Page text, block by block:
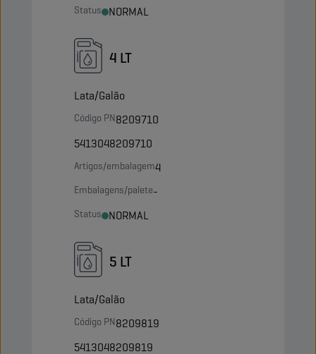
Status NORMAL
4 LT
Lata/Galão
Código PN8209710
5413048209710
Artigos/embalagem4
Embalagens/palete-
Status NORMAL
5 LT
Lata/Galão
Código PN8209819
5413048209819